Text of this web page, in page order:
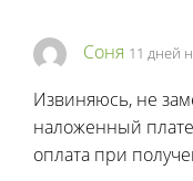
Соня 11 дней
Извиняюсь, не
наложенный
оплата при